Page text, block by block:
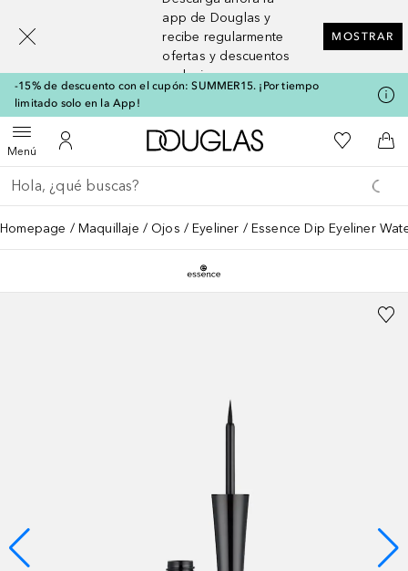
app de Douglas y
recibe regularmente
ofertas y descuentos
exclusivos
MOSTRAR
-15% de descuento con el cupón: SUMMER15. ¡Por tiempo
limitado solo en la App!
MenúAbrir menúMi cuenta
A Douglas HomeMi lista de
A
Regresar
Ejecutar búsqueda
Homepage Maquillaje Ojos Eyeliner Essence Dip Eyeliner
[navigation.slideout.screenreader]